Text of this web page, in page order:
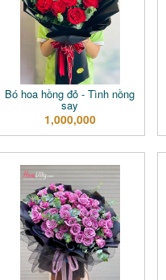
Bó hoa hồng đỏ - Tình nồng
say
1,000,000